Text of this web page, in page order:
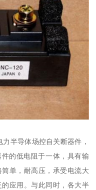
半导体场控自关断器件，
的低电阻于一体，具有输
单，耐高压，承受电流大
应用。与此同时，各大半